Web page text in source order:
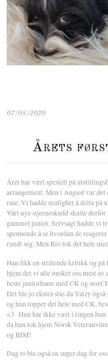
07/08/2020
Årets
Året har vært spesielt på
arrangement. Men i August var
rase. Vi hadde mulighet å delta på
Vårt nye stjerneskudd skulle
gammel junior. Selvsagt hadde vi
spennende å se hvordan de
rundt seg. Men Rio tok det hele
Han fikk en strålende kritikk og på
hjem det vi alle ønsker oss mest
beste juniorhann med CK og
Det ble jo ekstra stas da Yatzy
og hun topper det hele med CK,
<3 Hun har ikke vært i ringen hun
da hun tok hjem Norsk
og BIM!
Dag to ble også en super dag for